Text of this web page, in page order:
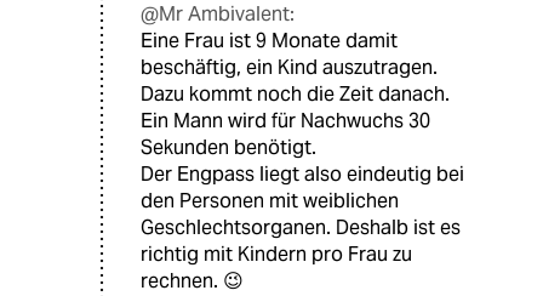
@Mr Ambivalent:
Eine Frau ist 9 Monate damit
beschäftig, ein Kind auszutragen.
Dazu kommt noch die Zeit danach.
Ein Mann wird für Nachwuchs 30
Sekunden benötigt.
Der Engpass liegt also eindeutig bei
den Personen mit weiblichen
Geschlechtsorganen. Deshalb ist es
richtig mit Kindern pro Frau zu
rechnen. 😉